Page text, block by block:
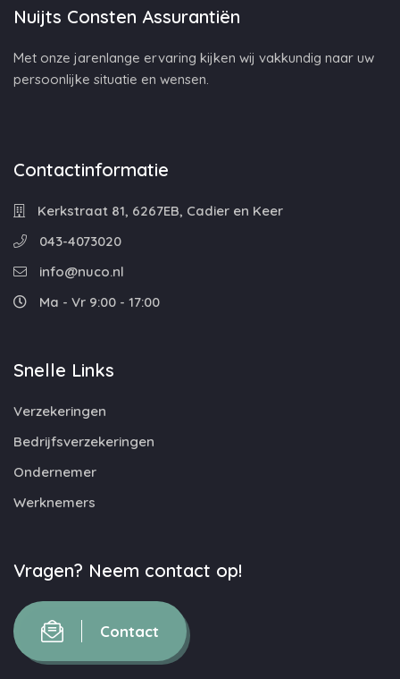
Nuijts Consten Assurantiën
Met onze jarenlange ervaring kijken wij vakkundig naar uw
persoonlijke situatie en wensen.
Contactinformatie
Kerkstraat 81, 6267EB, Cadier en Keer
043-4073020
info@nuco.nl
Ma - Vr 9:00 - 17:00
Snelle Links
Verzekeringen
Bedrijfsverzekeringen
Ondernemer
Werknemers
Vragen? Neem contact op!
Contact